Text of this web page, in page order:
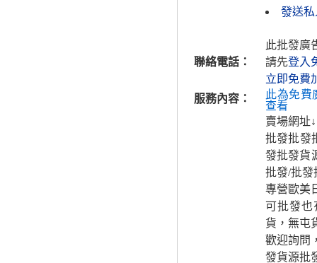
發送私
聯絡電話：
此批發廣
請先登入
立即免費
服務內容：
此為免費
查看
賣場網址
批發批發
發批發貨
批發/批發
專營歐美
可批發也
貨，無屯
歡迎詢問
發貨源批